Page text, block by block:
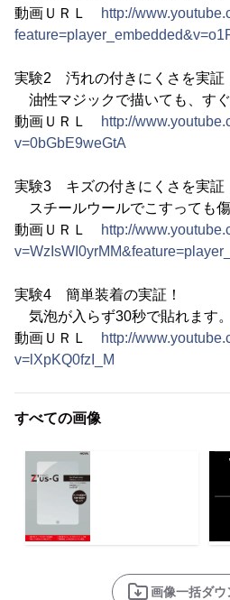
動画ＵＲＬ
http://
実験2 汚れの付きにくさを実証
油性マジックで描いても、すぐ
動画ＵＲＬ
http://
v=0bGbE9weGtA
実験3 キズの付きにくさを実証
スチールウールでこすっても傷
動画ＵＲＬ
http://
実験4 簡単装着の実証！
気泡が入らず30秒で貼れます。
動画ＵＲＬ
http://
v=lXpKQ0fzI_M
すべての画像
画像一括ダウ